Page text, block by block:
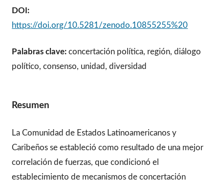
DOI:
https://doi.org/10.5281/zenodo.10855255%20
Palabras clave:concertación política, región, diálogo
político, consenso, unidad, diversidad
Resumen
La Comunidad de Estados Latinoamericanos y
Caribeños se estableció como resultado de una mejor
correlación de fuerzas, que condicionó el
establecimiento de mecanismos de concertación